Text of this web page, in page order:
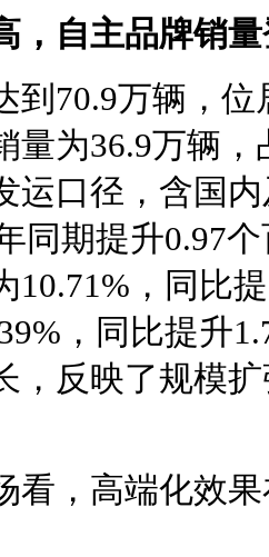
，自主品牌销
到70.9万辆，
量为36.9万辆
运口径，含国
同期提升0.97
10.71%，同比
，同比提升
，反映了规模
看，高端化效